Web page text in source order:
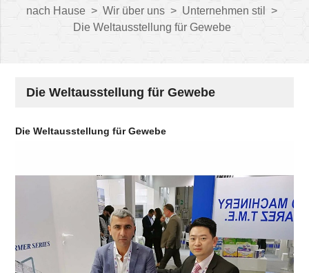
nach Hause > Wir über uns > Unternehmen stil
>
Die Weltausstellung für Gewebe
Die Weltausstellung für Gewebe
Die Weltausstellung für Gewebe